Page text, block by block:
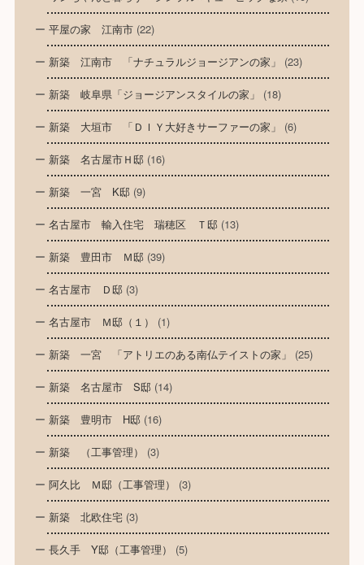
平屋の家 江南市(22)
新築 江南市 「ナチュラルジョージアンの家」 (23)
新築 岐阜県「ジョージアンスタイルの家」 (18)
新築 大垣市 「ＤＩＹ大好きサーファーの家」 (6)
新築 名古屋市Ｈ邸(16)
新築 一宮 K邸(9)
名古屋市 輸入住宅 瑞穂区 Ｔ邸(13)
新築 豊田市 Ｍ邸(39)
名古屋市 Ｄ邸(3)
名古屋市 Ｍ邸（１） (1)
新築 一宮 「アトリエのある南仏テイストの家」 (25)
新築 名古屋市 S邸(14)
新築 豊明市 H邸(16)
新築 （工事管理） (3)
阿久比 Ｍ邸（工事管理） (3)
新築 北欧住宅(3)
長久手 Y邸（工事管理） (5)